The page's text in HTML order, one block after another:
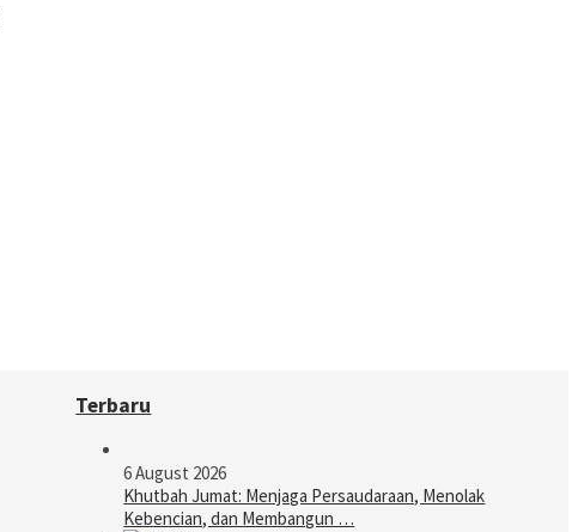
Terbaru
6 August 2026
Khutbah Jumat: Menjaga Persaudaraan, Menolak
Kebencian, dan Membangun …